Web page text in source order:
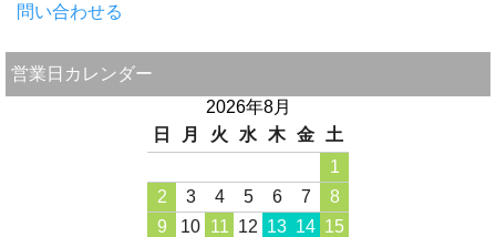
問い合わせる
営業日カレンダー
2026年8月
日
月 火 水 木 金
土
1
2
3 4 5 6 7
8
9
10 11 12 13 14 15